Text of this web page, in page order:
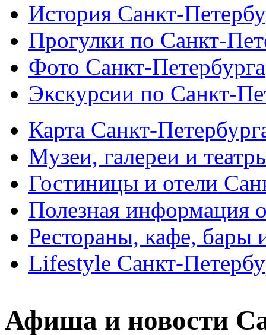
История Санкт-
Прогулки по Санкт-
Фото Санкт-Петербурга
Экскурсии по Санкт-
Карта Санкт-
Музеи, галереи и
Гостиницы и отели
Полезная информация
Рестораны, кафе, бары
Lifestyle Санкт-
Афиша и новости